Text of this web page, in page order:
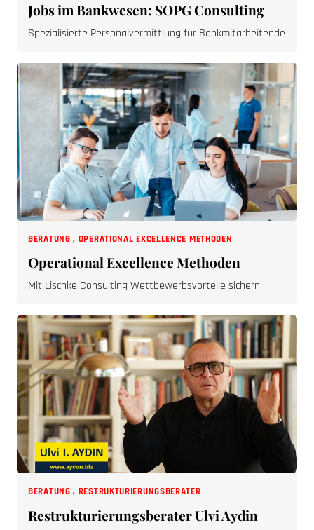
Jobs im Bankwesen: SOPG Consulting
Spezialisierte Personalvermittlung für Bankmitarbeitende
BERATUNG, OPERATIONAL EXCELLENCE METHODEN
Operational Excellence Methoden
Mit Lischke Consulting Wettbewerbsvorteile sichern
BERATUNG, RESTRUKTURIERUNGSBERATER
Restrukturierungsberater Ulvi Aydin